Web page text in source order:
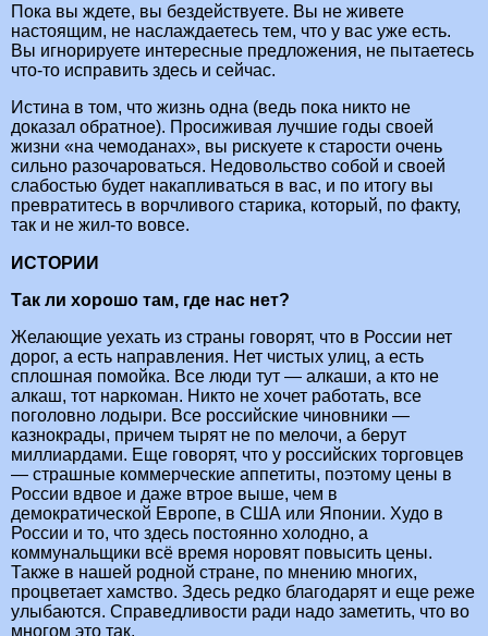
Пока вы ждете, вы бездействуете. Вы не живете
настоящим, не наслаждаетесь тем, что у вас уже есть.
Вы игнорируете интересные предложения, не пытаетесь
что-то исправить здесь и сейчас.
Истина в том, что жизнь одна (ведь пока никто не
доказал обратное). Просиживая лучшие годы своей
жизни «на чемоданах», вы рискуете к старости очень
сильно разочароваться. Недовольство собой и своей
слабостью будет накапливаться в вас, и по итогу вы
превратитесь в ворчливого старика, который, по факту,
так и не жил-то вовсе.
ИСТОРИИ
Так ли хорошо там, где нас нет?
Желающие уехать из страны говорят, что в России нет
дорог, а есть направления. Нет чистых улиц, а есть
сплошная помойка. Все люди тут — алкаши, а кто не
алкаш, тот наркоман. Никто не хочет работать, все
поголовно лодыри. Все российские чиновники —
казнокрады, причем тырят не по мелочи, а берут
миллиардами. Еще говорят, что у российских торговцев
— страшные коммерческие аппетиты, поэтому цены в
России вдвое и даже втрое выше, чем в
демократической Европе, в США или Японии. Худо в
России и то, что здесь постоянно холодно, а
коммунальщики всё время норовят повысить цены.
Также в нашей родной стране, по мнению многих,
процветает хамство. Здесь редко благодарят и еще реже
улыбаются. Справедливости ради надо заметить, что во
многом это так.